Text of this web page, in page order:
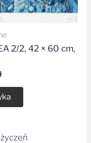
2/2, 42 × 60 cm,